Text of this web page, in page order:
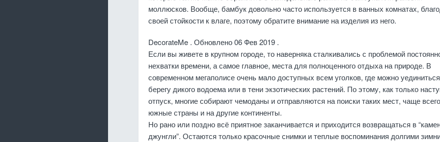
моллюсков. Вообще, бамбук довольно часто используется в ванных комнатах,
своей стойкости к влаге, поэтому обратите внимание на изделия из него.
DecorateMe . Обновлено 06 Фев 2019 .
Если вы живете в крупном городе, то наверняка сталкивались с проблемой
нехватки времени, а самое главное, места для полноценного отдыха на природе. В
современном мегаполисе очень мало доступных всем уголков, где можно
берегу дикого водоема или в тени экзотических растений. По этому, как только
отпуск, многие собирают чемоданы и отправляются на поиски таких мест, чаще
южные страны и на другие континенты.
Но рано или поздно всё приятное заканчивается и приходится возвращаться в
джунгли”. Остаются только красочные снимки и теплые воспоминания долгими